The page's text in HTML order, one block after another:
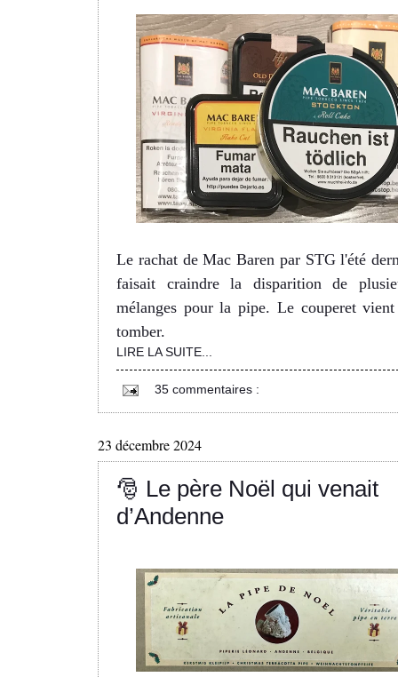
Le rachat de Mac Baren par STG l'été
faisait craindre la disparition de
mélanges pour la pipe. Le couperet
tomber.
LIRE LA SUITE...
35 commentaires :
23 décembre 2024
🎅 Le père Noël qui venait
d’Andenne